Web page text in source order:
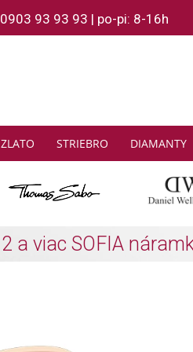
0903 93 93 93 | po-pi: 8-16h
ZLATO STRIEBRO DIAMANTY
THOMAS SABO: